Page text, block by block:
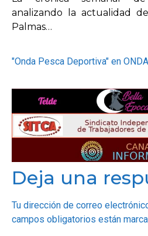
analizando la actualidad
Palmas…
"Onda Pesca Deportiva" en
Deja una
Tu dirección de correo
campos obligatorios están